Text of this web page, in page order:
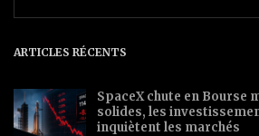
ARTICLES RÉCENTS
SpaceX chute en Bourse
solides, les
inquiètent les marchés